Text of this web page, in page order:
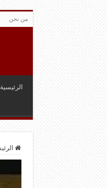
من نحن
الرئيسية